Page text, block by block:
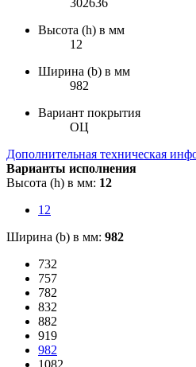
Высота (h) в мм
12
Ширина (b) в мм
982
Вариант покрытия
ОЦ
Дополнительная техническая
Варианты исполнения
Высота (h) в мм: 12
12
Ширина (b) в мм: 982
732
757
782
832
882
919
982
1082